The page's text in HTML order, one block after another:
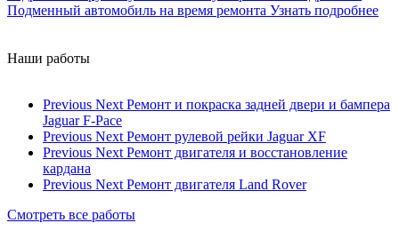
Подменный автомобиль на время ремонта Узнать подробнее
Наши работы
Previous Next Ремонт и покраска задней двери и бампера
Jaguar F-Pace
Previous Next Ремонт рулевой рейки Jaguar XF
Previous Next Ремонт двигателя и восстановление
кардана
Previous Next Ремонт двигателя Land Rover
Смотреть все работы